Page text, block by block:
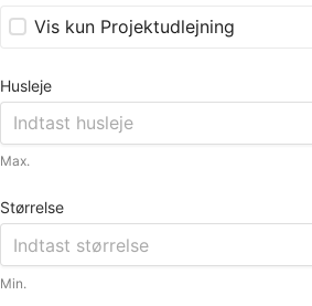
Vis kun Projektudlejning
Husleje
Max.
Størrelse
Min.